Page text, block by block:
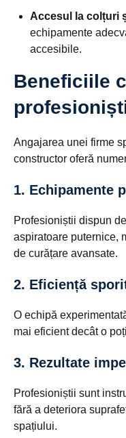
Accesul la colțuri
echipamente
accesibile.
Beneficiile
Angajarea unei firme
constructor oferă
1. Echipamente
Profesioniștii dispun
aspiratoare puternice,
de curățare avansate.
2. Eficiență
O echipă
mai eficient decât o
3. Rezultate
Profesioniștii sunt
fără a deteriora
spațiului.